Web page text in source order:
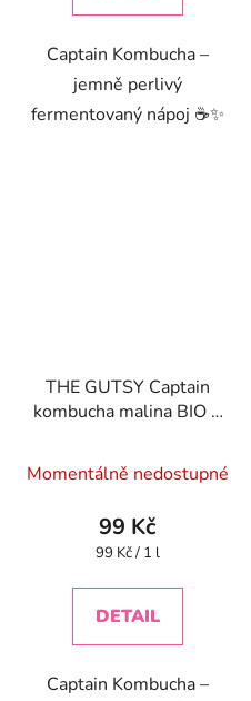
Captain Kombucha –
jemně perlivý
fermentovaný nápoj ☕✨
THE GUTSY Captain
kombucha malina BIO 1
Momentálně nedostupné
99 Kč
Měrná
99 Kč / 1 l
DETAIL
Captain Kombucha –